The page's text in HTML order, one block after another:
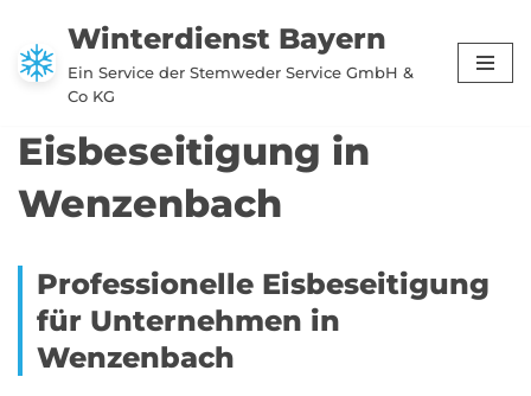
Zum
Inhalt
Winterdienst Bayern
Ein Service der Stemweder Service GmbH &
Co KG
Eisbeseitigung in
Wenzenbach
Professionelle Eisbeseitigung
für Unternehmen in
Wenzenbach